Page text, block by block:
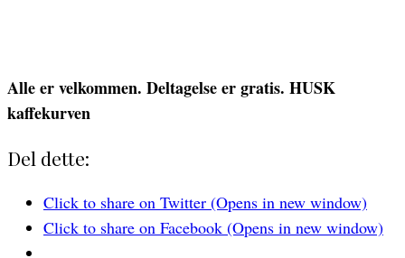
Alle er velkommen. Deltagelse er gratis. HUSK
kaffekurven
Del dette:
Click to share on Twitter (Opens in new window)
Click to share on Facebook (Opens in new window)